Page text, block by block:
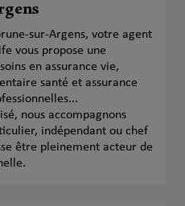
sur-Argens, votre agent
vous propose une
en assurance vie,
santé et assurance
nous accompagnons
indépendant ou chef
être pleinement acteur de